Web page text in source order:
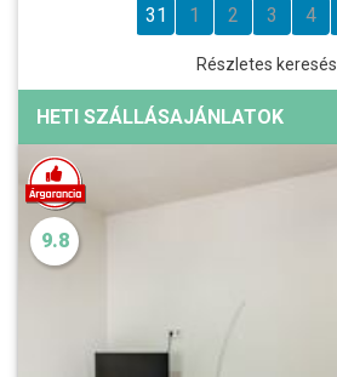
31 1 2 3 4
Részletes keresés
HETI SZÁLLÁSAJÁNLATOK
9.8